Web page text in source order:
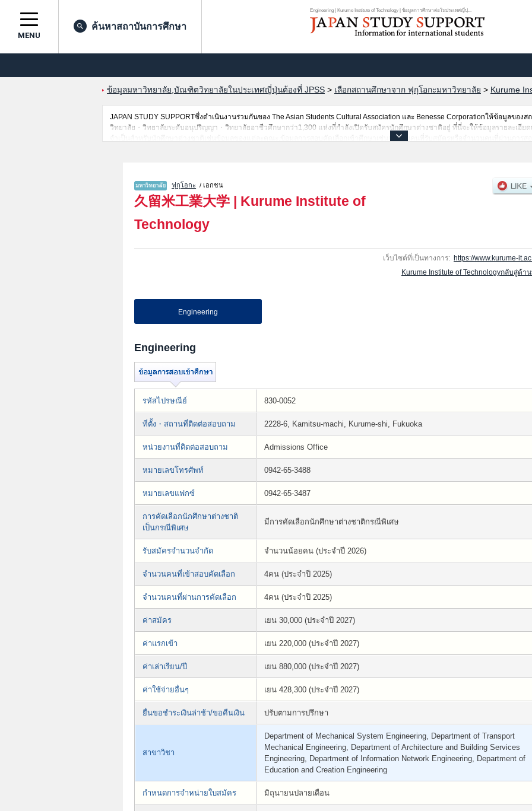
Engineering | Kurume Institute of Technology | ข้อมูลการศึกษาต่อในประเทศญี่ปุ...
MENU
ค้นหาสถาบันการศึกษา
ข้อมูลมหาวิทยาลัย,บัณฑิตวิทยาลัยในประเทศญี่ปุ่นต้องที่ JPSS > เลือกสถานศึกษาจาก ฟุกุโอกะมหาวิทยาลัย > Kurume
JAPAN STUDY SUPPORTซึ่งดำเนินงานร่วมกันของ The Asian Students Cultural Association และ Benesse Corporationให้ข้อมูลข
วิทยาลัย・วิทยาลัยระดับอนุปริญญา・วิทยาลัยอาชีวศึกษากว่า1,300 แห่งที่กำลังเปิดรับสมัครนักศึกษาต่างชาติอยู่ ที่นี่จะให้ข้อมูลรายละเอียด
จำเป็นสำหรับนักศึกษาต่างชาติเช่นข้อมูลของแต่ละคณะ,ข้อมูลการสอบคัดเลือกเข้าศึกษาเช่นจำนวนคนที่รับสมัครหรือจำนวนคนที่ผ่านการส
ฟุกุโอกะ / เอกชน
久留米工業大学 | Kurume Institute of
Technology
เว็บไซต์ที่เป็นทางการ: https://www.kurume-
Kurume Institute of Technologyกลับสู่ด้า
Engineering
Engineering
รหัสไปรษณีย์ 830-0052
ที่ตั้ง・สถานที่ติดต่อสอบถาม 2228-6, Kamitsu-machi, Kurume-shi, Fukuoka
หน่วยงานที่ติดต่อสอบถาม Admissions Office
หมายเลขโทรศัพท์ 0942-65-3488
หมายเลขแฟกซ์ 0942-65-3487
การคัดเลือกนักศึกษาต่างชาติ
เป็นกรณีพิเศษ
มีการคัดเลือกนักศึกษาต่างชาติกรณีพิเศษ
รับสมัครจำนวนจำกัด จำนวนน้อยคน (ประจำปี 2026)
จำนวนคนที่เข้าสอบคัดเลือก 4คน (ประจำปี 2025)
จำนวนคนที่ผ่านการคัดเลือก 4คน (ประจำปี 2025)
ค่าสมัคร เยน 30,000 (ประจำปี 2027)
ค่าแรกเข้า เยน 220,000 (ประจำปี 2027)
ค่าเล่าเรียน/ปี เยน 880,000 (ประจำปี 2027)
ค่าใช้จ่ายอื่นๆ เยน 428,300 (ประจำปี 2027)
ยื่นขอชำระเงินล่าช้า/ขอคืนเงิน ปรับตามการปรึกษา
สาขาวิชา
Department of Mechanical System Engineering, Department of Transport
Mechanical Engineering, Department of Architecture and Building Services
Engineering, Department of Information Network Engineering, Department of
Education and Creation Engineering
กำหนดการจำหน่ายใบสมัคร มิถุนายนปลายเดือน